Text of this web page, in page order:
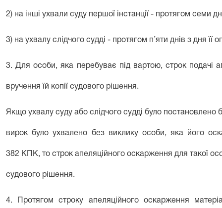
2) на інші ухвали суду першої інстанції - протягом семи
3) на ухвалу слідчого судді - протягом п’яти днів з дня її
3. Для особи, яка перебуває під вартою, строк подачі
вручення їй копії судового рішення.
Якщо ухвалу суду або слідчого судді було постановлено
вирок було ухвалено без виклику особи, яка його
382 КПК, то строк апеляційного оскарження для такої
судового рішення.
4. Протягом строку апеляційного оскарження